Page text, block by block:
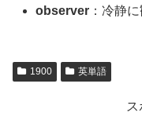
observer ：冷静
1900 英単語